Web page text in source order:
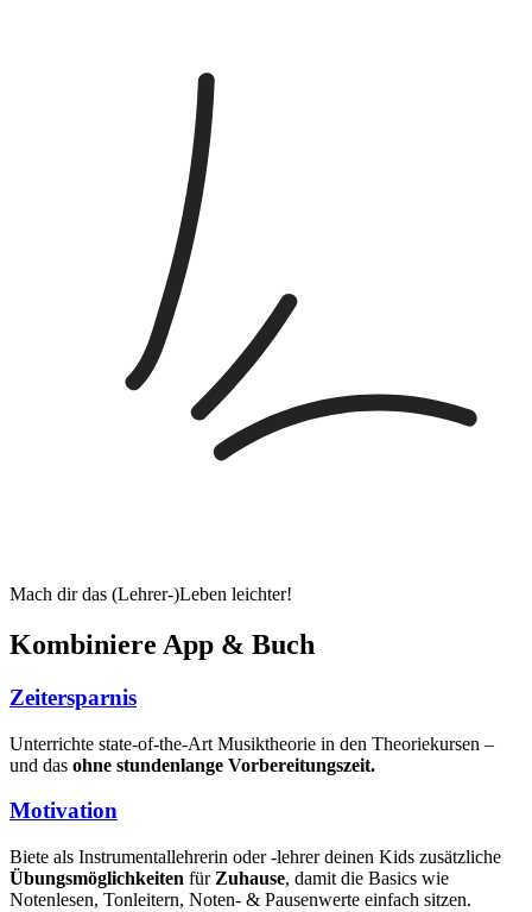
Mach dir das (Lehrer-)Leben leichter!
Kombiniere App & Buch
Zeitersparnis
Unterrichte state-of-the-Art Musiktheorie in den Theoriekursen –
und das ohne stundenlange Vorbereitungszeit.
Motivation
Biete als Instrumentallehrerin oder -lehrer deinen Kids zusätzliche
Übungsmöglichkeiten für Zuhause, damit die Basics wie
Notenlesen, Tonleitern, Noten- & Pausenwerte einfach sitzen.